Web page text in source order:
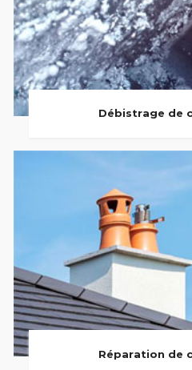
Débistrage de
Réparation de